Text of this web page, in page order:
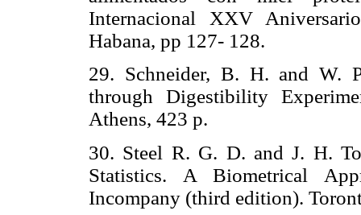
Internacional XXV
Habana, pp 127- 128.
29. Schneider, B. H. and W.
through Digestibility
Athens, 423 p.
30. Steel R. G. D. and J. H.
Statistics. A Biometrical
Incompany (third edition).